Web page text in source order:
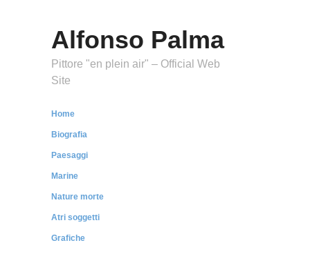
Alfonso Palma
Pittore "en plein air" – Official Web
Site
Home
Biografia
Paesaggi
Marine
Nature morte
Atri soggetti
Grafiche